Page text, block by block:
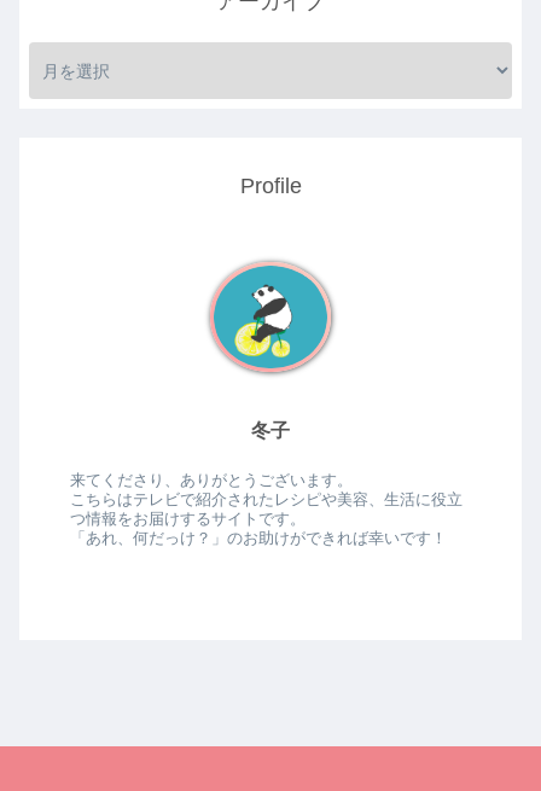
Profile
冬子
来てくださり、ありがとうございます。
こちらはテレビで紹介されたレシピや美容、生活に役立
つ情報をお届けするサイトです。
「あれ、何だっけ？」のお助けができれば幸いです！